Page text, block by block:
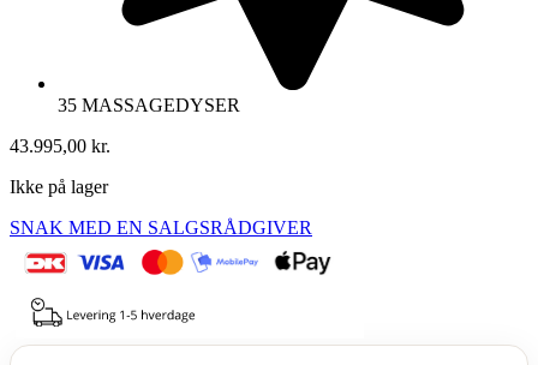
35 MASSAGEDYSER
43.995,00 kr.
Ikke på lager
SNAK MED EN SALGSRÅDGIVER